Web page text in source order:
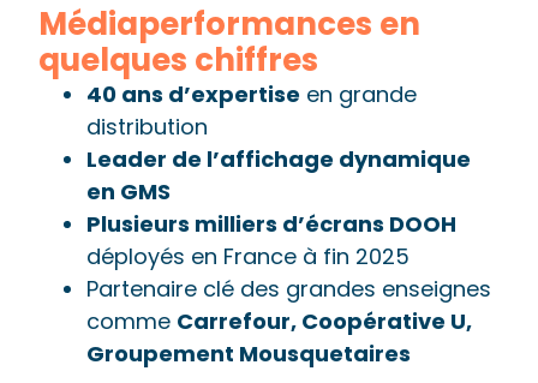
Médiaperformances en
quelques chiffres
40 ans d’expertise en grande
distribution
Leader de l’affichage dynamique
en GMS
Plusieurs milliers d’écrans DOOH
déployés en France à fin 2025
Partenaire clé des grandes enseignes
comme Carrefour, Coopérative U,
Groupement Mousquetaires